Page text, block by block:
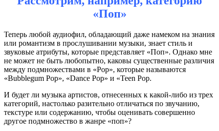
«Поп»
Теперь любой аудиофил, обладающий даже намеком на знания
или романтизм в прослушивании музыки, знает стиль и
звуковые атрибуты, которые представляет «Поп». Однако мне
не может не быть любопытно, каковы существенные различия
между подмножествами в «Pop», которые называются
«Bubblegum Pop», «Dance Pop» и «Teen Pop.
И будет ли музыка артистов, отнесенных к какой-либо из трех
категорий, настолько разительно отличаться по звучанию,
текстуре или содержанию, чтобы оценивать совершенно
другое подмножество в жанре «поп»?